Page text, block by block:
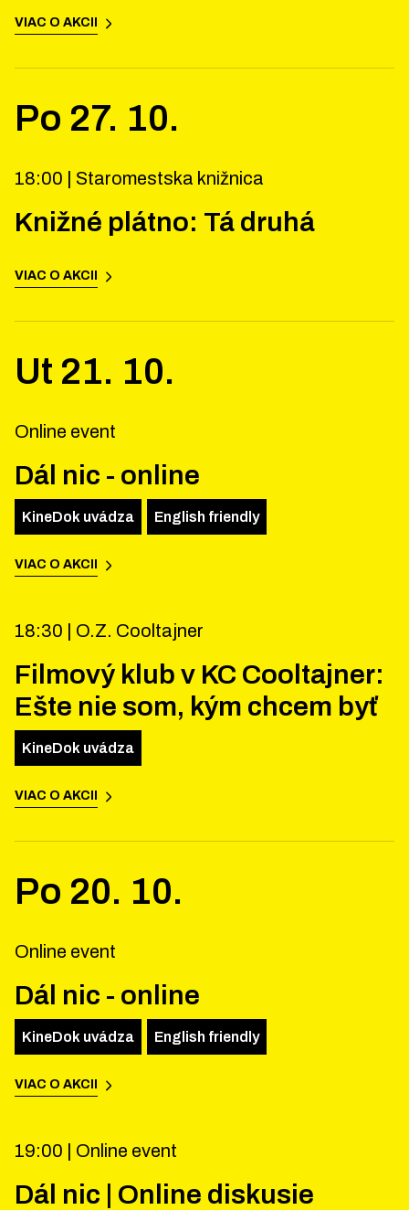
VIAC O AKCII
Po 27. 10.
18:00 | Staromestska knižnica
Knižné plátno: Tá druhá
VIAC O AKCII
Ut 21. 10.
Online event
Dál nic - online
KineDok uvádza English friendly
VIAC O AKCII
18:30 | O.Z. Cooltajner
Filmový klub v KC Cooltajner:
Ešte nie som, kým chcem byť
KineDok uvádza
VIAC O AKCII
Po 20. 10.
Online event
Dál nic - online
KineDok uvádza English friendly
VIAC O AKCII
19:00 | Online event
Dál nic | Online diskusie